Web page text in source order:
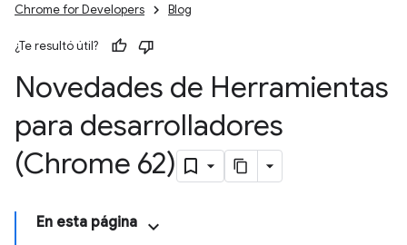
Chrome for Developers Blog
¿Te resultó útil?
Novedades de Herramientas
para desarrolladores
(Chrome 62)
En esta página